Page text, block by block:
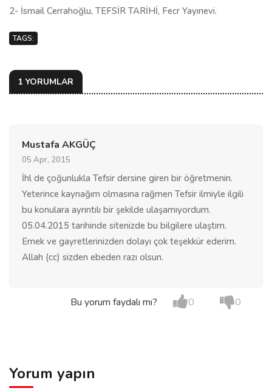
2- İsmail Cerrahoğlu, TEFSİR TARİHİ, Fecr Yayınevi.
TAGS:
1 YORUMLAR
Mustafa AKGÜÇ
05 Apr, 2015
İhl de çoğunlukla Tefsir dersine giren bir öğretmenin.
Yeterince kaynağım olmasına rağmen Tefsir ilmiyle ilgili
bu konulara ayrıntılı bir şekilde ulaşamıyordum.
05.04.2015 tarihinde sitenizde bu bilgilere ulaştım.
Emek ve gayretlerinizden dolayı çok teşekkür ederim.
Allah (cc) sizden ebeden razı olsun.
Bu yorum faydalı mı? 0 0
Yorum yapın